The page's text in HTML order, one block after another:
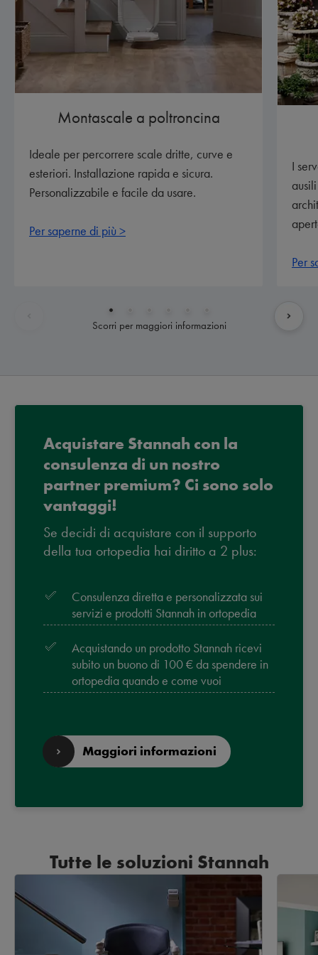
Montascale a poltroncina
Ideale per percorrere scale dritte, curve e
esteriori. Installazione rapida e sicura.
Personalizzabile e facile da usare.
Per saperne di più >
I
Per
Scorri per maggiori informazioni
Acquistare Stannah con la
consulenza di un nostro
partner premium? Ci sono solo
vantaggi!
Se decidi di acquistare con il supporto
della tua ortopedia hai diritto a 2 plus:
Consulenza diretta e personalizzata sui
servizi e prodotti Stannah in ortopedia
Acquistando un prodotto Stannah ricevi
subito un buono di 100 € da spendere in
ortopedia quando e come vuoi
Maggiori informazioni
Tutte le soluzioni Stannah